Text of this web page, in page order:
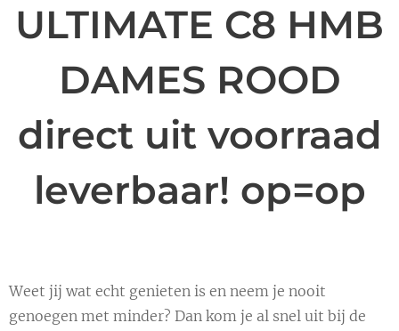
ULTIMATE C8 HMB
DAMES ROOD
direct uit voorraad
leverbaar! op=op
Weet jij wat echt genieten is en neem je nooit
genoegen met minder? Dan kom je al snel uit bij de